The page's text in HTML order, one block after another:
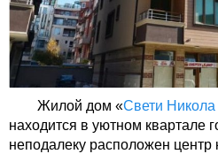
Жилой дом «Свети Никола
находится в уютном квартале
неподалеку расположен центр